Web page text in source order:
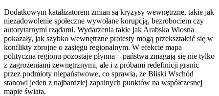
Dodatkowym katalizatorem zmian są kryzysy wewnętrzne, takie jak
niezadowolenie społeczne wywołane korupcją, bezrobociem czy
autorytarnymi rządami. Wydarzenia takie jak Arabska Wiosna
pokazały, jak szybko wewnętrzne protesty mogą przekształcić się w
konflikty zbrojne o zasięgu regionalnym. W efekcie mapa
polityczna regionu pozostaje płynna – państwa zmagają się nie tylko
z zagrożeniami zewnętrznymi, ale i z próbami redefinicji granic
przez podmioty niepaństwowe, co sprawia, że Bliski Wschód
stanowi jeden z najbardziej zapalnych punktów na współczesnej
mapie świata.